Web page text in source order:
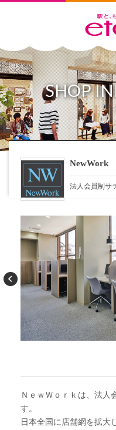
SHOP
NewWork
法人会員制サ
Previous
ＮｅｗＷｏｒｋは、法人
す。
日本全国に店舗網を拡大